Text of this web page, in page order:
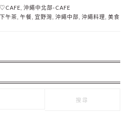
沖繩中北部‐CAFE
下午茶 午餐 宜野灣 沖繩中部 沖繩料理 美食